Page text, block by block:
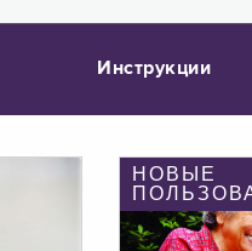
Инструкции
НОВЫЕ